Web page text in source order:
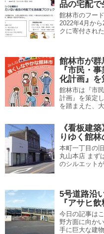
品の宅配で
館林市のフー
2022年4月か
クに寄付され
館林市が群
『市民・
化計画』を
館林市は『市
計画』を策定
を踏まえた、
《看板建
りゆく館林
本町一丁目の
丸山本店 まず
のシルエット
5号道路沿
『アサヒ
今日の記事は
野方面に向か
手に巨大な建